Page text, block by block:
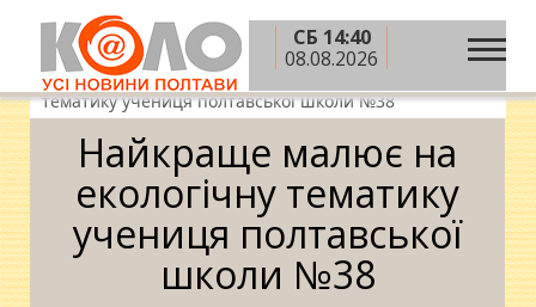
СБ 14:40
08.08.2026
Головна » Новини » Відпочинок і дозвілля »
Дозвілля »Найкраще малює на екологічну
тематику учениця полтавської школи №38
Найкраще малює на
екологічну тематику
учениця полтавської
школи №38